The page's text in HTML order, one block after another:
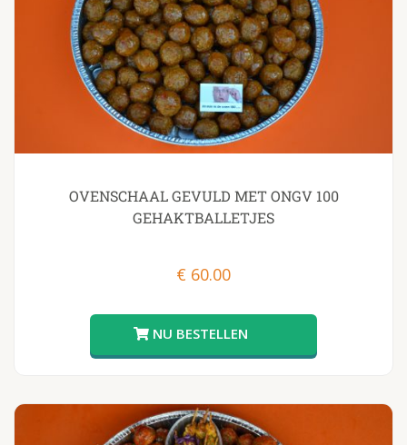
OVENSCHAAL GEVULD MET ONGV 100
GEHAKTBALLETJES
€ 60.00